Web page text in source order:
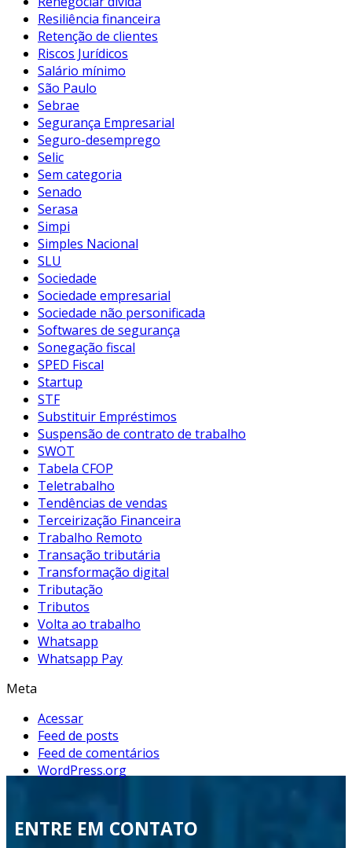
Resiliência financeira
Retenção de clientes
Riscos Jurídicos
Salário mínimo
São Paulo
Sebrae
Segurança Empresarial
Seguro-desemprego
Selic
Sem categoria
Senado
Serasa
Simpi
Simples Nacional
SLU
Sociedade
Sociedade empresarial
Sociedade não personificada
Softwares de segurança
Sonegação fiscal
SPED Fiscal
Startup
STF
Substituir Empréstimos
Suspensão de contrato de trabalho
SWOT
Tabela CFOP
Teletrabalho
Tendências de vendas
Terceirização Financeira
Trabalho Remoto
Transação tributária
Transformação digital
Tributação
Tributos
Volta ao trabalho
Whatsapp
Whatsapp Pay
Meta
Acessar
Feed de posts
Feed de comentários
WordPress.org
ENTRE EM CONTATO